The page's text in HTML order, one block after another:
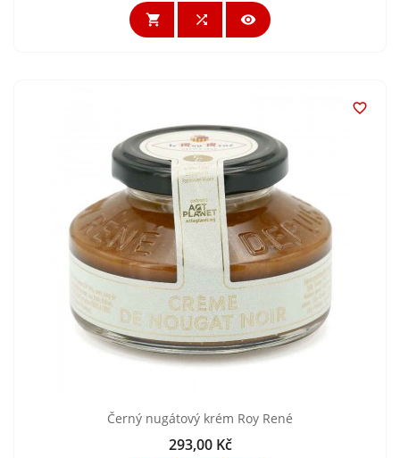
  

Černý nugátový krém Roy René
Cena
293,00 Kč